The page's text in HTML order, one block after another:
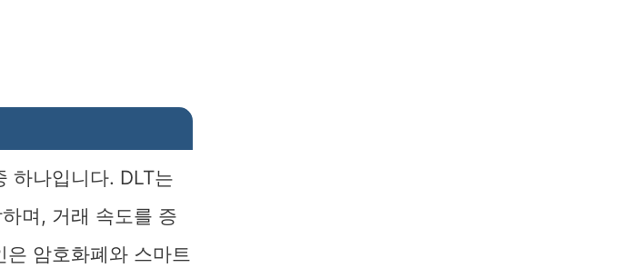
하나입니다. DLT는
며, 거래 속도를 증
암호화폐와 스마트